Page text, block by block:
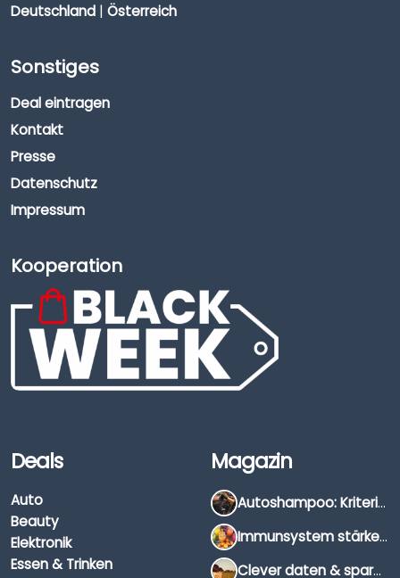
Deutschland | Österreich
Sonstiges
Deal eintragen
Kontakt
Presse
Datenschutz
Impressum
Kooperation
Deals
Auto
Beauty
Elektronik
Essen & Trinken
Magazin
Autoshampoo: Kriterien, Unterschiede & Anwendung
Immunsystem stärken: Hausmittel, Vitamine & Wissenswertes
Clever daten & sparen: So findest du die besten Deals für Dates und Unternehmungen